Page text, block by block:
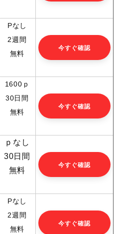
Pなし
2週間
無料
今すぐ確認
1600ｐ
30日間
無料
今すぐ確認
ｐなし
30日間
無料
今すぐ確認
Pなし
2週間
無料
今すぐ確認